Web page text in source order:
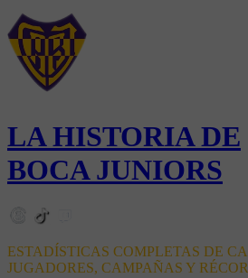
LA HISTORIA DE
BOCA JUNIORS
ESTADÍSTICAS COMPLETAS DE
JUGADORES, CAMPAÑAS Y